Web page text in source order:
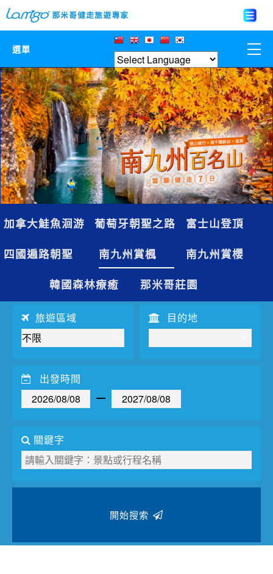
選單
那米哥莊園
中國
日本
亞洲韓國
歐美紐澳
台灣
自由行
加拿大鮭魚洄游 葡萄牙朝聖之路
富士山登頂
四國遍路朝聖
南九州賞楓
南九州賞櫻
韓國森林療癒
那米哥莊園
旅遊區域 目的地
出發時間
關鍵字
開始搜索